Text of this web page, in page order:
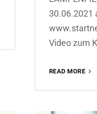
30.06.2021
Video zum
READ MORE